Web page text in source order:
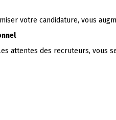
votre candidature, vous
attentes des recruteurs, vous